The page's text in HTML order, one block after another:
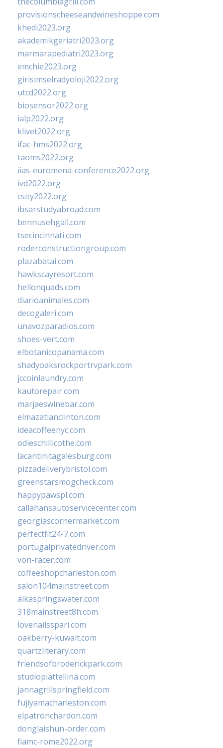
provisionscheeseandwineshoppe.com
khedi2023.org
akademikgeriatri2023.org
marmarapediatri2023.org
emchie2023.org
girisimselradyoloji2022.org
utcd2022.org
biosensor2022.org
ialp2022.org
klivet2022.org
ifac-hms2022.org
taoms2022.org
iias-euromena-conference2022.org
ivd2022.org
csity2022.org
ibsarstudyabroad.com
bennusehgall.com
tsecincinnati.com
roderconstructiongroup.com
plazabatai.com
hawkscayresort.com
hellonquads.com
diarioanimales.com
decogaleri.com
unavozparadios.com
shoes-vert.com
elbotanicopanama.com
shadyoaksrockportrvpark.com
jccoinlaundry.com
kautorepair.com
marjaeswinebar.com
elmazatlanclinton.com
ideacoffeenyc.com
odieschillicothe.com
lacantinitagalesburg.com
pizzadeliverybristol.com
greenstarsmogcheck.com
happypawspl.com
callahansautoservicecenter.com
georgiascornermarket.com
perfectfit24-7.com
portugalprivatedriver.com
von-racer.com
coffeeshopcharleston.com
salon104mainstreet.com
alkaspringswater.com
318mainstreet8h.com
lovenailsspari.com
oakberry-kuwait.com
quartzliterary.com
friendsofbroderickpark.com
studiopiattellina.com
jannagrillspringfield.com
fujiyamacharleston.com
elpatronchardon.com
donglaishun-order.com
fiamc-rome2022.org